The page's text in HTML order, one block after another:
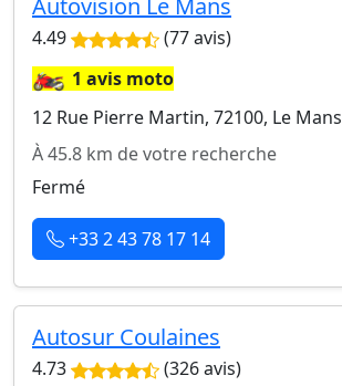
Autovision Le Mans
4.49 (77 avis)
🏍️1 avis moto
12 Rue Pierre Martin, 72100, Le Mans
À 45.8 km de votre recherche
Fermé
+33 2 43 78 17 14
Autosur Coulaines
4.73 (326 avis)